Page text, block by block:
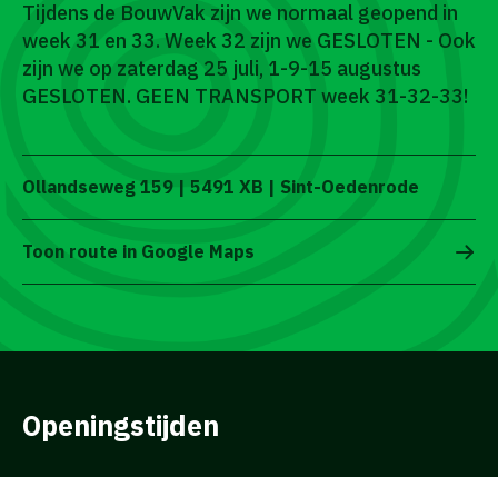
Tijdens de BouwVak zijn we normaal geopend in
week 31 en 33. Week 32 zijn we GESLOTEN - Ook
zijn we op zaterdag 25 juli, 1-9-15 augustus
GESLOTEN. GEEN TRANSPORT week 31-32-33!
Ollandseweg 159 | 5491 XB | Sint-Oedenrode
Toon route in Google Maps
Openingstijden